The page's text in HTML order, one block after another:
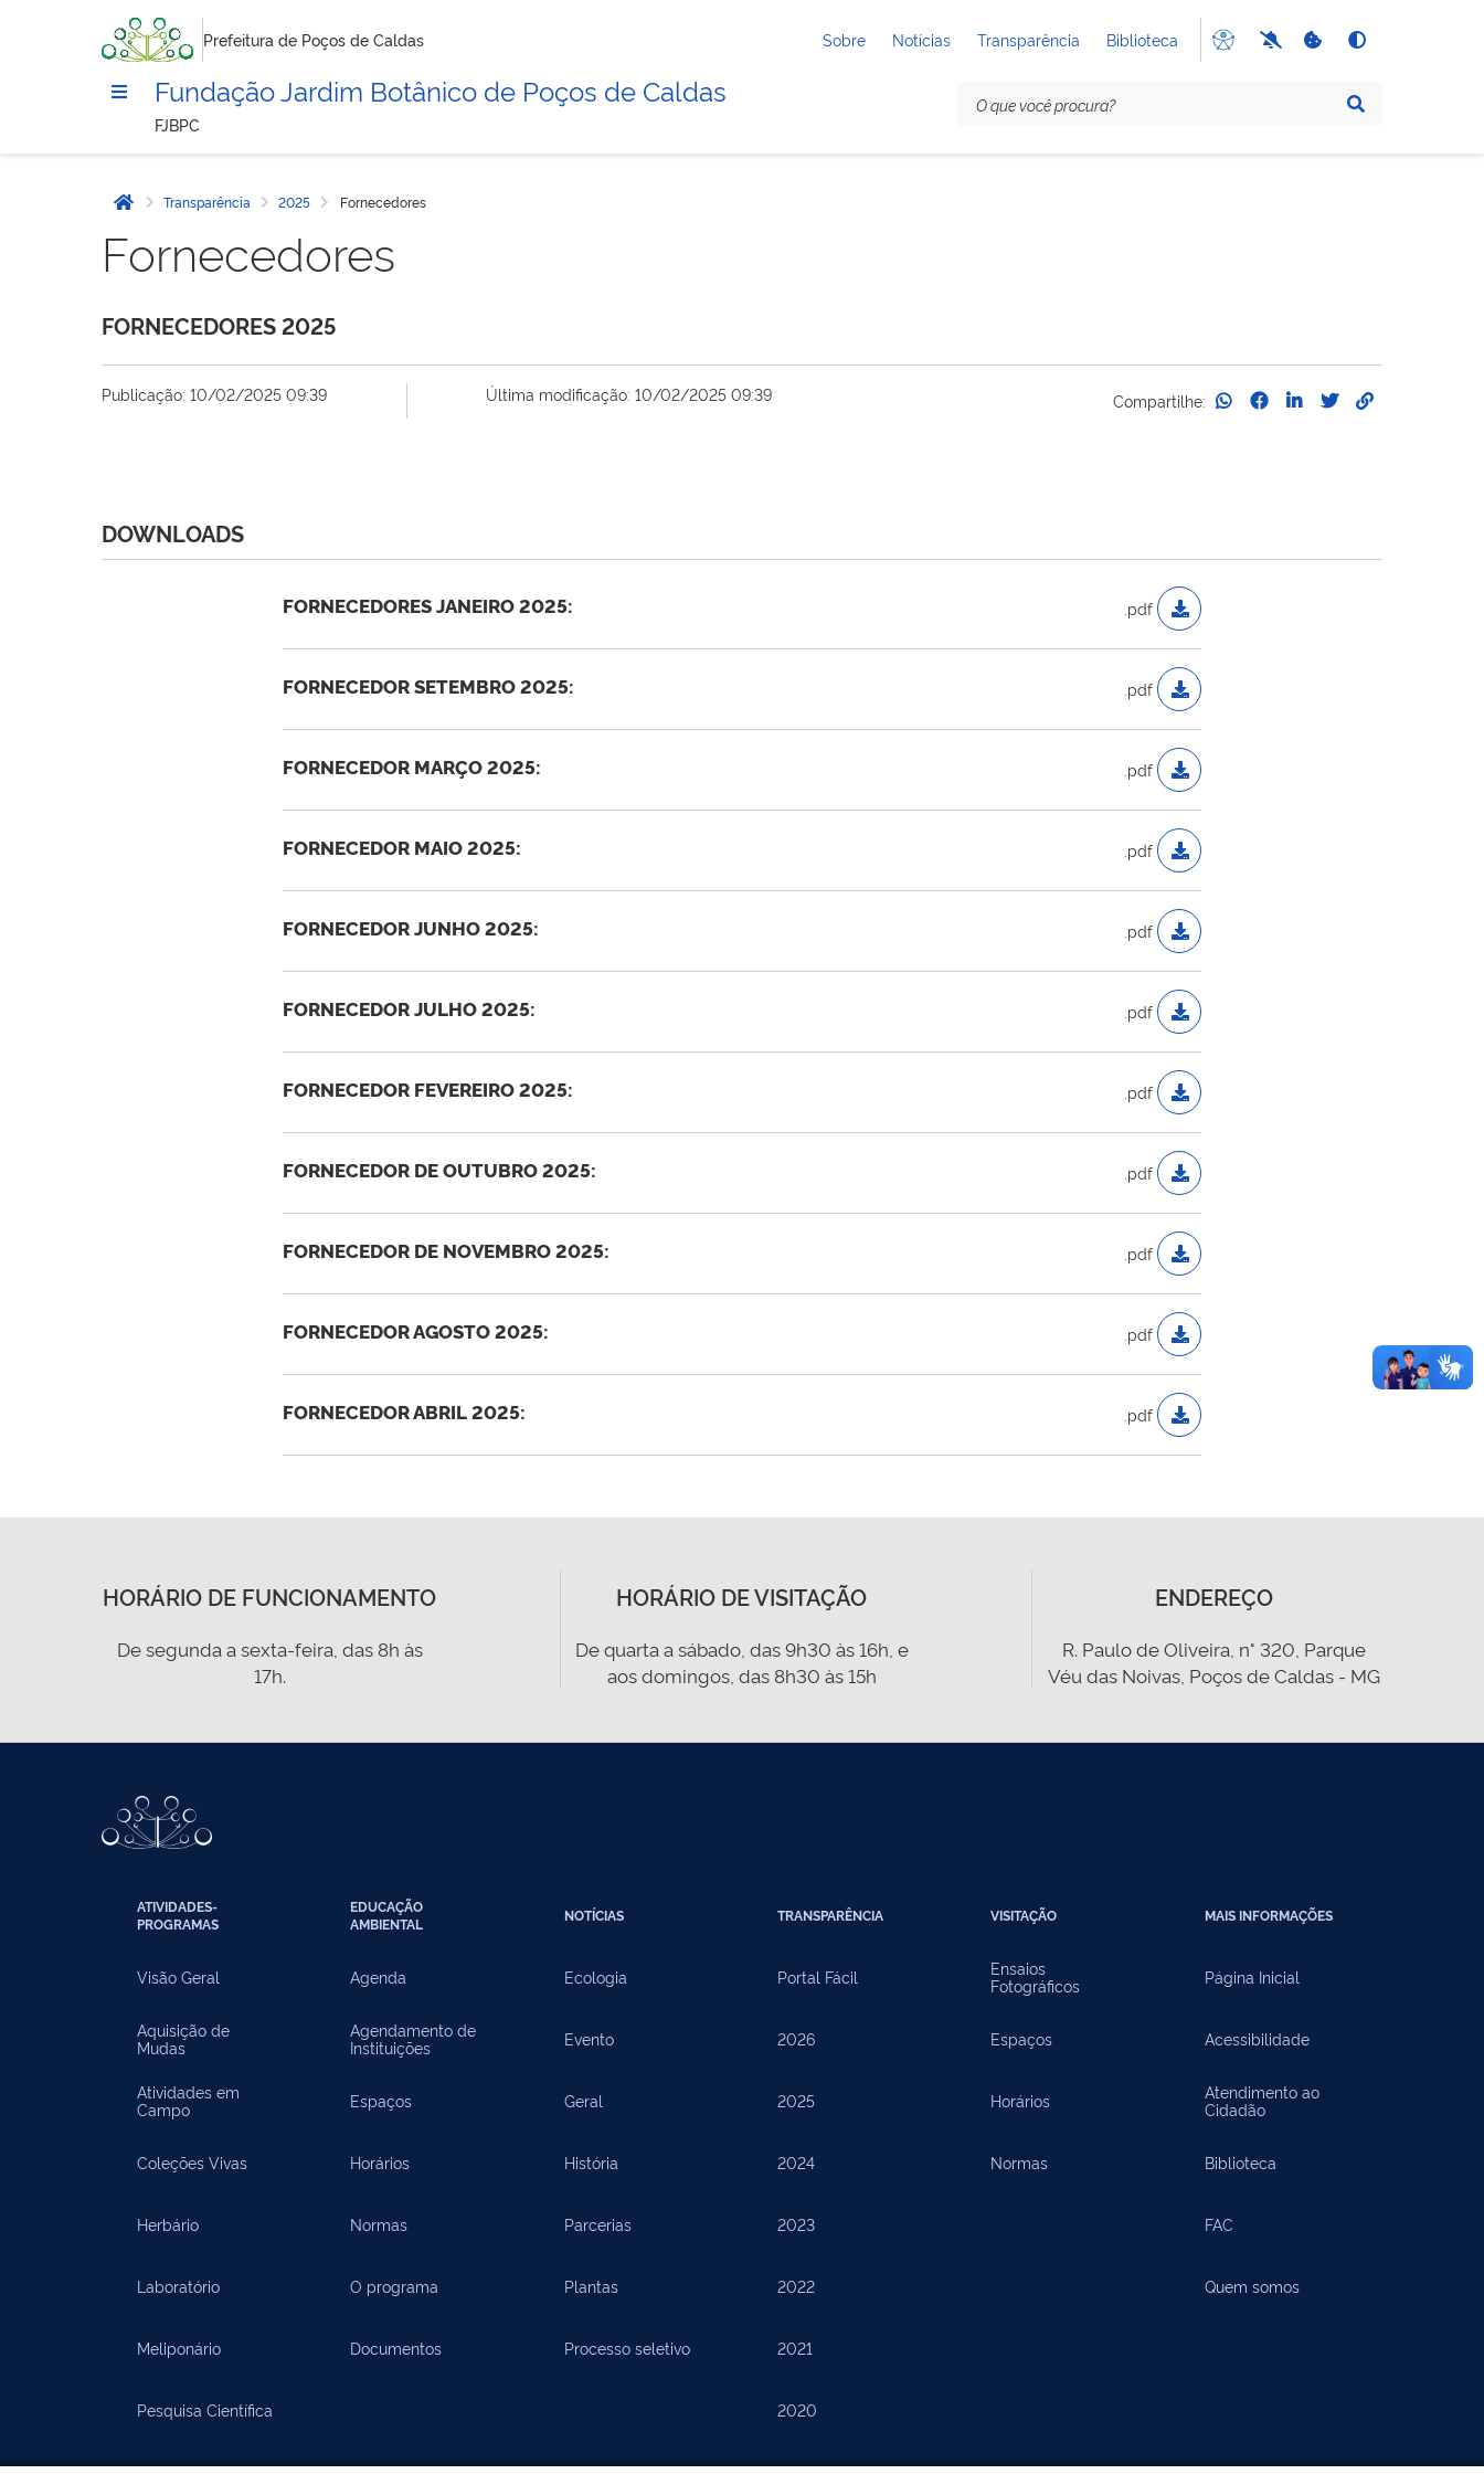
Prefeitura de Poços de Caldas Sobre Notícias Transparência Biblioteca
Fundação Jardim Botânico de Poços de Caldas
FJBPC
Página inicial
Transparência 2025 Fornecedores
Fornecedores
FORNECEDORES 2025
Publicação: 10/02/2025 09:39 Última modificação: 10/02/2025 09:39 Compartilhe:
DOWNLOADS
FORNECEDORES JANEIRO 2025: .pdf
FORNECEDOR SETEMBRO 2025: .pdf
FORNECEDOR MARÇO 2025: .pdf
FORNECEDOR MAIO 2025: .pdf
FORNECEDOR JUNHO 2025: .pdf
FORNECEDOR JULHO 2025: .pdf
FORNECEDOR FEVEREIRO 2025: .pdf
FORNECEDOR DE OUTUBRO 2025: .pdf
FORNECEDOR DE NOVEMBRO 2025: .pdf
FORNECEDOR AGOSTO 2025: .pdf
FORNECEDOR ABRIL 2025: .pdf
HORÁRIO DE FUNCIONAMENTO
De segunda a sexta-feira, das 8h às
17h.
HORÁRIO DE VISITAÇÃO
De quarta a sábado, das 9h30 às 16h, e
aos domingos, das 8h30 às 15h
ENDEREÇO
R. Paulo de Oliveira, n° 320, Parque
Véu das Noivas, Poços de Caldas - MG
ATIVIDADES-
PROGRAMAS
Visão Geral
Aquisição de
Mudas
Atividades em
Campo
Coleções Vivas
Herbário
Laboratório
Meliponário
Pesquisa Científica
EDUCAÇÃO
AMBIENTAL
Agenda
Agendamento de
Instituições
Espaços
Horários
Normas
O programa
Documentos
NOTÍCIAS
Ecologia
Evento
Geral
História
Parcerias
Plantas
Processo seletivo
TRANSPARÊNCIA
Portal Fácil
2026
2025
2024
2023
2022
2021
2020
VISITAÇÃO
Ensaios
Fotográficos
Espaços
Horários
Normas
MAIS INFORMAÇÕES
Página Inicial
Acessibilidade
Atendimento ao
Cidadão
Biblioteca
FAC
Quem somos